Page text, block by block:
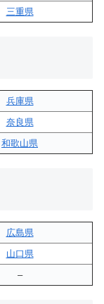
三重県
兵庫県
奈良県
和歌山県
広島県
山口県
–